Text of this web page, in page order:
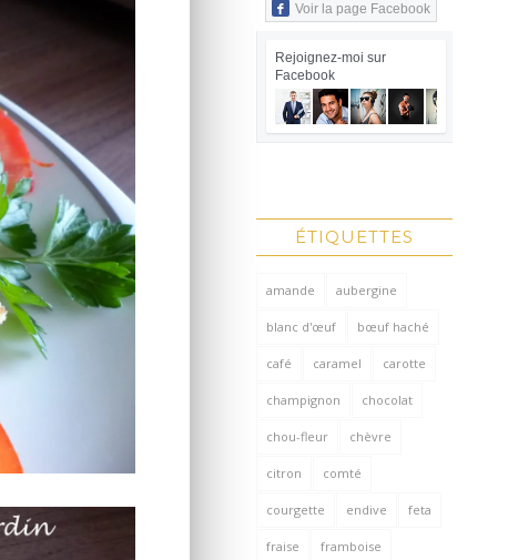
Voir la page Facebook
Rejoignez-moi sur
Facebook
ÉTIQUETTES
amande aubergine
blanc d'œuf bœuf haché
café caramel carotte
champignon chocolat
chou-fleur chèvre
citron comté
courgette endive feta
fraise framboise